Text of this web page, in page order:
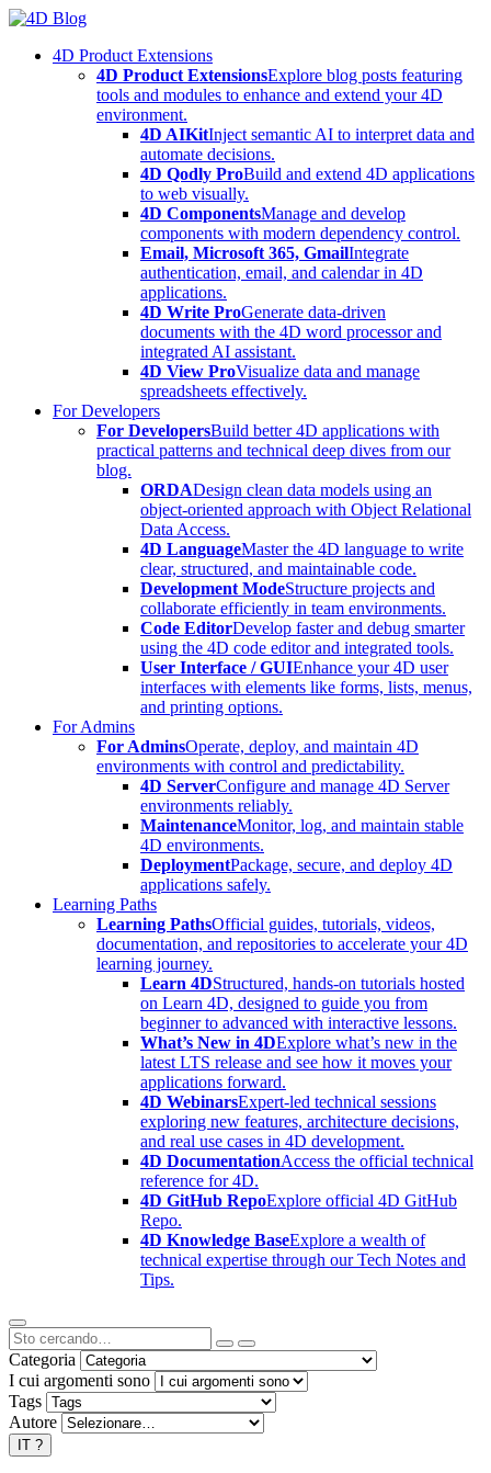
Skip
content4D Product Extensions
4D Product ExtensionsExplore blog posts featuring
tools and modules to enhance and extend your 4D
environment.
4D AIKitInject semantic AI to interpret data and
automate decisions.
4D Qodly ProBuild and extend 4D applications
to web visually.
4D ComponentsManage and develop
components with modern dependency control.
Email, Microsoft 365, GmailIntegrate
authentication, email, and calendar in 4D
applications.
4D Write ProGenerate data-driven
documents with the 4D word processor and
integrated AI assistant.
4D View ProVisualize data and manage
spreadsheets effectively.
For Developers
For DevelopersBuild better 4D applications with
practical patterns and technical deep dives from our
blog.
ORDADesign clean data models using an
object-oriented approach with Object Relational
Data Access.
4D LanguageMaster the 4D language to write
clear, structured, and maintainable code.
Development ModeStructure projects and
collaborate efficiently in team environments.
Code EditorDevelop faster and debug smarter
using the 4D code editor and integrated tools.
User Interface / GUIEnhance your 4D user
interfaces with elements like forms, lists, menus,
and printing options.
For Admins
For AdminsOperate, deploy, and maintain 4D
environments with control and predictability.
4D ServerConfigure and manage 4D Server
environments reliably.
MaintenanceMonitor, log, and maintain stable
4D environments.
DeploymentPackage, secure, and deploy 4D
applications safely.
Learning Paths
Learning PathsOfficial guides, tutorials, videos,
documentation, and repositories to accelerate your 4D
learning journey.
Learn 4DStructured, hands-on tutorials hosted
on Learn 4D, designed to guide you from
beginner to advanced with interactive lessons.
What’s New in 4DExplore what’s new in the
latest LTS release and see how it moves your
applications forward.
4D WebinarsExpert-led technical sessions
exploring new features, architecture decisions,
and real use cases in 4D development.
4D DocumentationAccess the official technical
reference for 4D.
4D GitHub RepoExplore official 4D GitHub
Repo.
4D Knowledge BaseExplore a wealth of
technical expertise through our Tech Notes and
Tips.
Categoria
I cui argomenti sono
Tags
Autore
IT ?